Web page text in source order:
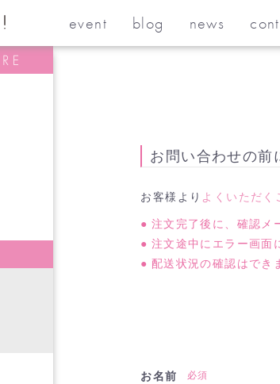
event blog news
お問い合わせの前
お客様より よくいただく
注文完了後に、確認メ
注文途中にエラー画面
配送状況の確認はでき
お名前
必須